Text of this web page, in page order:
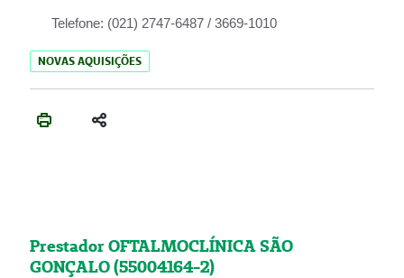
Telefone: (021) 2747-6487 / 3669-1010
NOVAS AQUISIÇÕES
Prestador OFTALMOCLÍNICA SÃO
GONÇALO (55004164-2)